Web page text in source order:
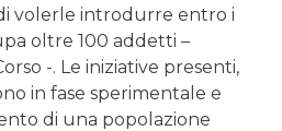
volerle introdurre entro i
oltre 100 addetti –
-. Le iniziative presenti,
in fase sperimentale e
di una popolazione